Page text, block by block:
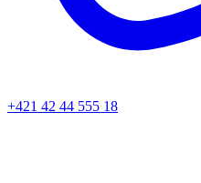
+421 42 44 555 18